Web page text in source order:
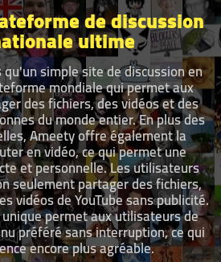
de discussion
ultime
simple site de discussion en
mondiale qui permet aux
des fichiers, des vidéos et des
du monde entier. En plus des
Ameety offre également la
en vidéo, ce qui permet une
et personnelle. Les utilisateurs
seulement partager des fichiers,
vidéos de YouTube sans publicité.
permet aux utilisateurs de
préféré sans interruption, ce qui
encore plus agréable.